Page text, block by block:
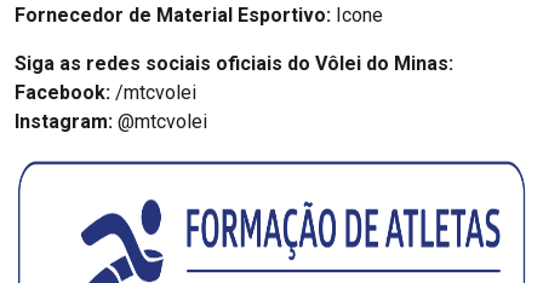
Fornecedor de Material Esportivo: Icone
Siga as redes sociais oficiais do Vôlei do Minas:
Facebook: /mtcvolei
Instagram: @mtcvolei